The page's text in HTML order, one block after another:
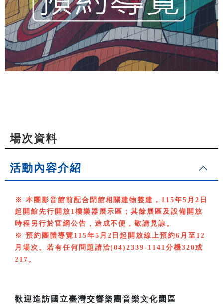
場次資料
活動內容介紹
※ 本團影音館前配合閉館相關建物整建，115年5月2日
起開館先行開放1樓樂器展示區；其餘展區及設備開放
時程另行於官網公告，造成不便，敬請見諒。
※ 預約團體導覽115年5月2日起開放線上預約6月至12
月場次。若有任何問題請洽(04)2339-1141分機320或
217。
歡迎造訪國立臺灣交響樂團音樂文化園區